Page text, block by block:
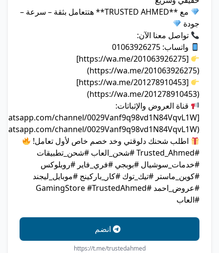
مع **TRUSTED AHMED** هتتعامل بثقة – سرعة –
جودة
تواصل معنا الآن:
واتساب: 01063926275
[https://wa.me/201063926275]
(https://wa.me/201063926275)
[https://wa.me/201278910453]
(https://wa.me/201278910453)
قناة العروض والإثباتات:
(https://whatsapp.com/channel/0029Vanf9q98vd1N84VqvL1W)
اطلب شحنك دلوقتي وخد خصم خاص لأول تعامل!
#Trusted_Ahmed #شحن_العاب #شحن_تطبيقات
#خدمات_سوشيال #بوبجي #فري_فاير #روبلوكس
#كوين_ماستر #تيك_توك #كار_باركينج #موبايل_ليجند
#عروض_احمد #GamingStore #TrustedAhmed
#العاب
انضم
https://t.me/trustedahmed